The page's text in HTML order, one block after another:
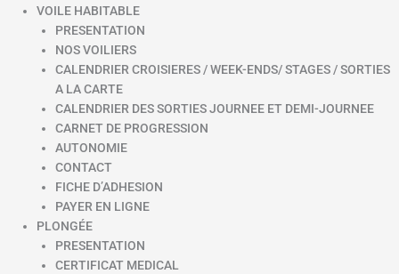
VOILE HABITABLE
PRESENTATION
NOS VOILIERS
CALENDRIER CROISIERES / WEEK-ENDS/ STAGES / SORTIES
A LA CARTE
CALENDRIER DES SORTIES JOURNEE ET DEMI-JOURNEE
CARNET DE PROGRESSION
AUTONOMIE
CONTACT
FICHE D’ADHESION
PAYER EN LIGNE
PLONGÉE
PRESENTATION
CERTIFICAT MEDICAL